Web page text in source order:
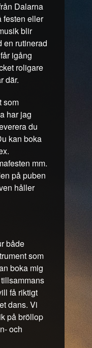
Dalarna
festen eller
blir
en rutinerad
igång
roligare
där.
som
har jag
du
kan boka
mm.
på puben
håller
både
som
boka mig
få riktigt
dans. Vi
på bröllop
och